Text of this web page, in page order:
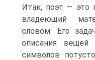
Итак, поэт — это
владеющий
словом. Его
описания
символов